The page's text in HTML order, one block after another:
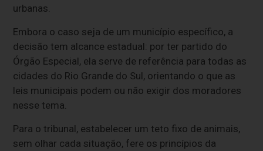
urbanas.
Embora o caso seja de um município específico, a
decisão tem alcance estadual: por ter partido do
Órgão Especial, ela serve de referência para todas as
cidades do Rio Grande do Sul, orientando o que as
leis municipais podem ou não exigir dos moradores
nesse tema.
Para o tribunal, estabelecer um teto fixo de animais,
sem olhar cada situação, fere os princípios da